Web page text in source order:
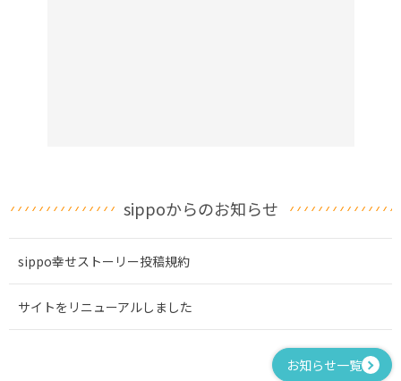
sippoからのお知らせ
sippo幸せストーリー投稿規約
サイトをリニューアルしました
お知らせ一覧